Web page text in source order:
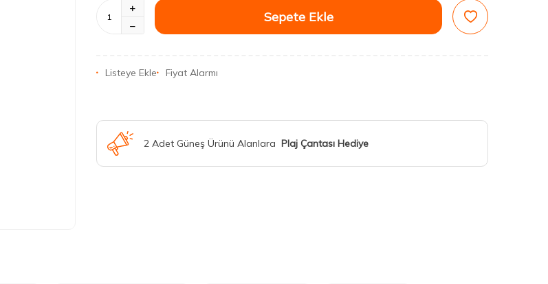
Sepete Ekle
Listeye Ekle Fiyat Alarmı
2 Adet Güneş Ürünü Alanlara Plaj Çantası Hediye